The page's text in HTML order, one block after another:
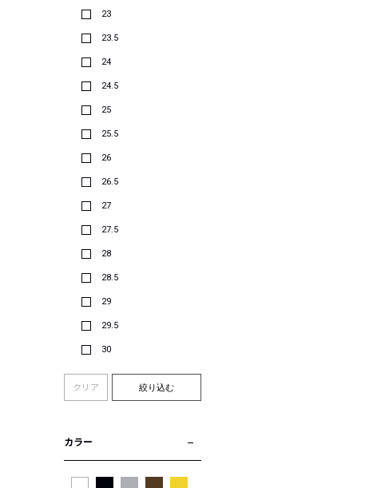
23
23.5
24
24.5
25
25.5
26
26.5
27
27.5
28
28.5
29
29.5
30
クリア 絞り込む
カラー